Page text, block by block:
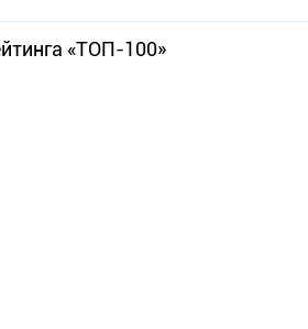
«ТОП-100»